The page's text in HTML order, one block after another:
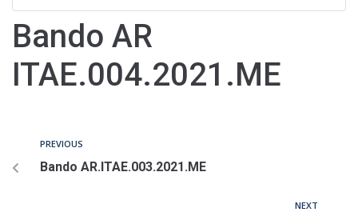
Bando AR
ITAE.004.2021.ME
PREVIOUS
Bando AR.ITAE.003.2021.ME
NEXT